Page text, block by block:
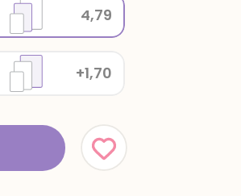
+1,70
4,79